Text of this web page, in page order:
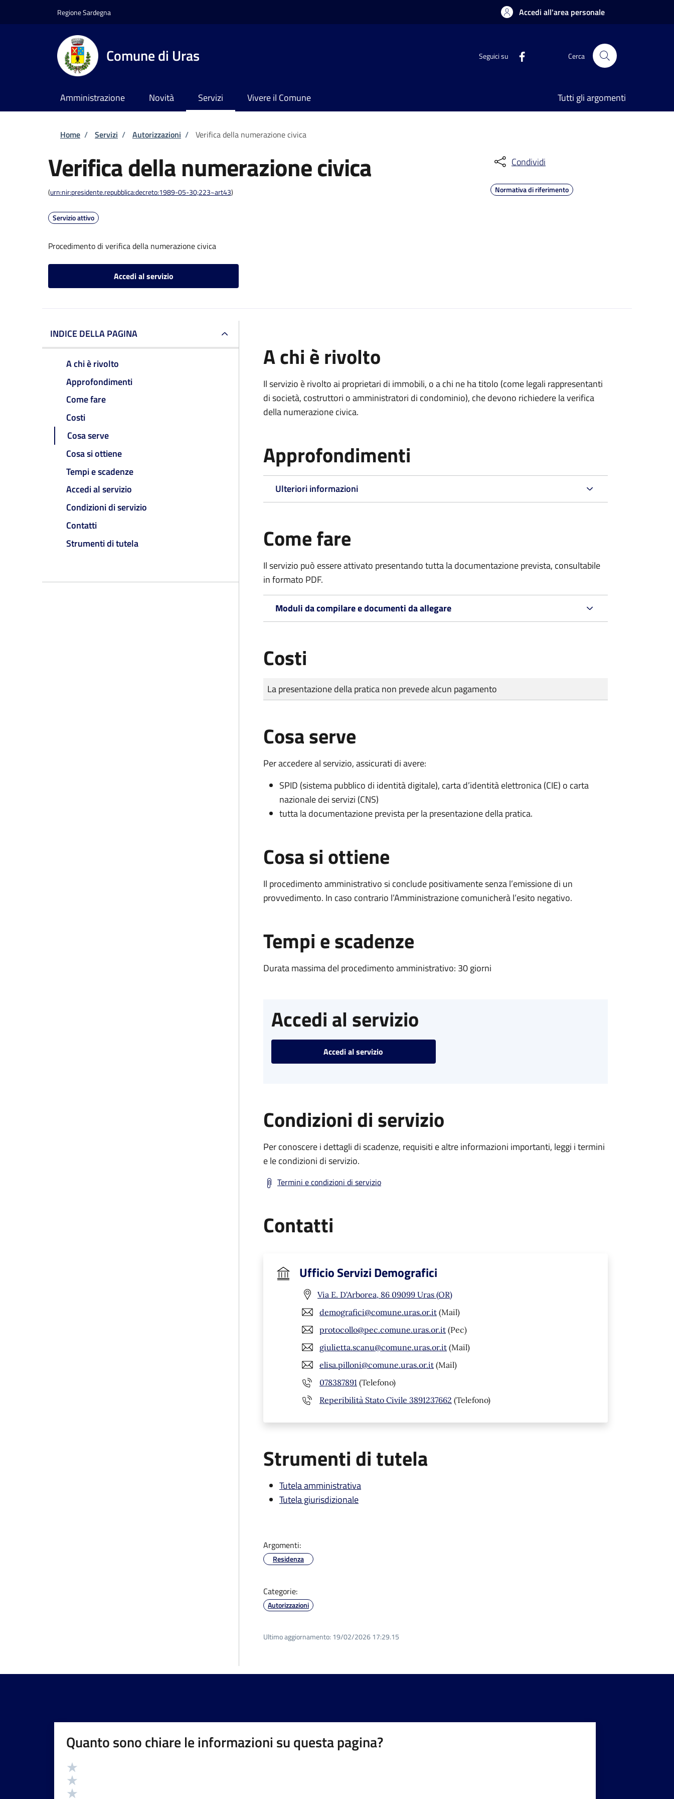
Regione Sardegna Accedi all'area personale
Comune di Uras Seguici su Cerca
Amministrazione Novità Servizi Vivere il Comune Tutti gli argomenti
Briciole di pane
Home / Servizi / Autorizzazioni / Verifica della numerazione civica
Verifica della numerazione civica
(urn:nir:presidente.repubblica:decreto:1989-05-30;223~art43)
Servizio attivo
Procedimento di verifica della numerazione civica
Accedi al servizio
Condividi
Normativa di riferimento
INDICE DELLA PAGINA
A chi è rivolto
Approfondimenti
Come fare
Costi
Cosa serve
Cosa si ottiene
Tempi e scadenze
Accedi al servizio
Condizioni di servizio
Contatti
Strumenti di tutela
A chi è rivolto
Il servizio è rivolto ai proprietari di immobili, o a chi ne ha titolo (come legali rappresentanti
di società, costruttori o amministratori di condominio), che devono richiedere la verifica
della numerazione civica.
Approfondimenti
Ulteriori informazioni
Come fare
Il servizio può essere attivato presentando tutta la documentazione prevista, consultabile
in formato PDF.
Moduli da compilare e documenti da allegare
Costi
Tipo di pagamento
Importo
La presentazione della pratica non prevede alcun pagamento
Cosa serve
Per accedere al servizio, assicurati di avere:
SPID (sistema pubblico di identità digitale), carta d’identità elettronica (CIE) o carta
nazionale dei servizi (CNS)
tutta la documentazione prevista per la presentazione della pratica.
Cosa si ottiene
Il procedimento amministrativo si conclude positivamente senza l’emissione di un
provvedimento. In caso contrario l’Amministrazione comunicherà l’esito negativo.
Tempi e scadenze
Durata massima del procedimento amministrativo: 30 giorni
Accedi al servizio
Accedi al servizio
Condizioni di servizio
Per conoscere i dettagli di scadenze, requisiti e altre informazioni importanti, leggi i termini
e le condizioni di servizio.
Termini e condizioni di servizio
Contatti
Ufficio Servizi Demografici
Via E. D'Arborea, 86 09099 Uras (OR)
demografici@comune.uras.or.it (Mail)
protocollo@pec.comune.uras.or.it (Pec)
giulietta.scanu@comune.uras.or.it (Mail)
elisa.pilloni@comune.uras.or.it (Mail)
078387891 (Telefono)
Reperibilità Stato Civile 3891237662 (Telefono)
Strumenti di tutela
Tutela amministrativa
Tutela giurisdizionale
Argomenti:
Residenza
Categorie:
Autorizzazioni
Ultimo aggiornamento: 19/02/2026 17:29.15
Quanto sono chiare le informazioni su questa pagina?
Valutazione